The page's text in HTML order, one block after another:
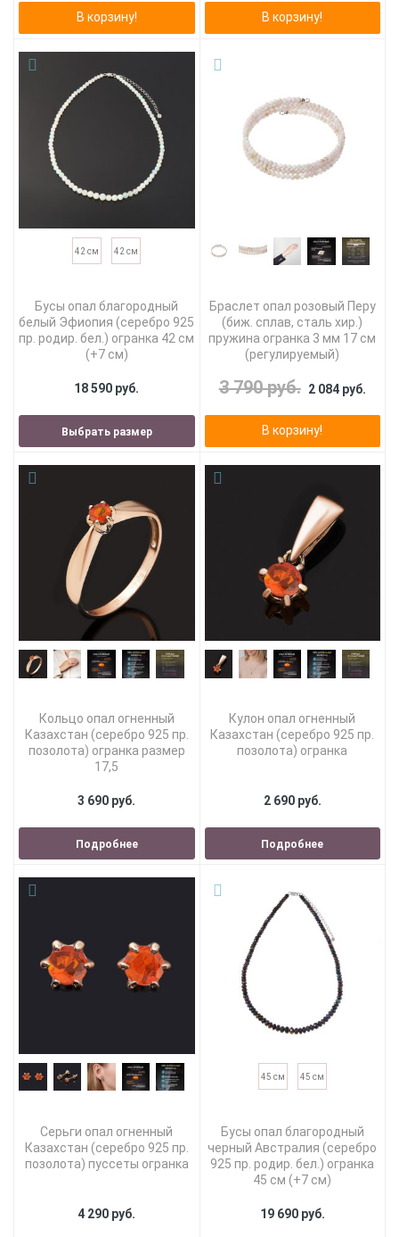
В корзину! В корзину!
42 см 42 см
Бусы опал благородный
белый Эфиопия (серебро 925
пр. родир. бел.) огранка 42 см
(+7 см)
18 590 руб.
Выбрать размер
Браслет опал розовый Перу
(биж. сплав, сталь хир.)
пружина огранка 3 мм 17 см
(регулируемый)
3 790 руб. 2 084 руб.
В корзину!
Кольцо опал огненный
Казахстан (серебро 925 пр.
позолота) огранка размер
17,5
3 690 руб.
Подробнее
Кулон опал огненный
Казахстан (серебро 925 пр.
позолота) огранка
2 690 руб.
Подробнее
Серьги опал огненный
Казахстан (серебро 925 пр.
позолота) пуссеты огранка
4 290 руб.
45 см 45 см
Бусы опал благородный
черный Австралия (серебро
925 пр. родир. бел.) огранка
45 см (+7 см)
19 690 руб.